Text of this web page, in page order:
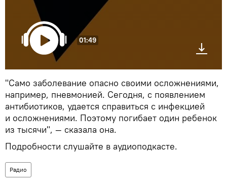
01:49
"Само заболевание опасно своими осложнениями,
например, пневмонией. Сегодня, с появлением
антибиотиков, удается справиться с инфекцией
и осложнениями. Поэтому погибает один ребенок
из тысячи", — сказала она.
Подробности слушайте в аудиоподкасте.
Радио